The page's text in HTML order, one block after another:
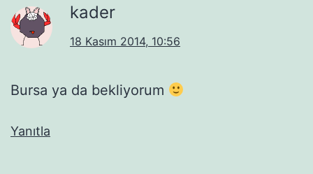
kader
18 Kasım 2014, 10:56
Bursa ya da bekliyorum
Yanıtla